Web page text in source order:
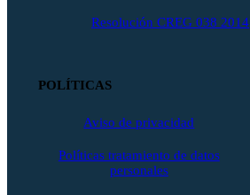
Resolución CREG 038 2014
POLÍTICAS
Aviso de privacidad
Políticas tratamiento de datos
personales